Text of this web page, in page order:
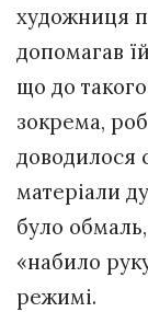
художниця
допомагав
що до
зокрема,
доводилося
матеріали
було
«набило
режимі.